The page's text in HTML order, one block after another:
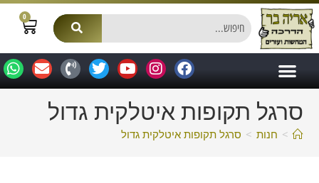
0
סרגל תקופות איטלקית גדול
> חנות > סרגל תקופות איטלקית גדול